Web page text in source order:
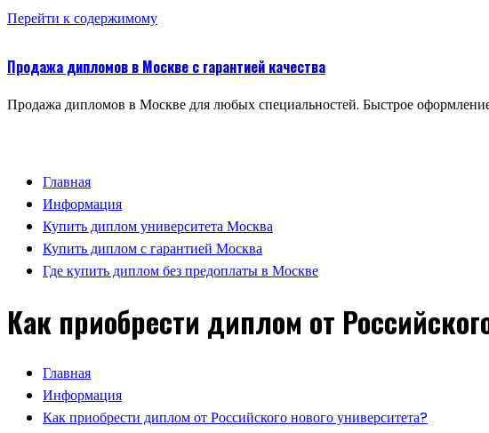
Перейти к содержимому
Продажа дипломов в Москве с гарантией качества
Продажа дипломов в Москве для любых специальностей. Быстрое
Главная
Информация
Купить диплом университета Москва
Купить диплом с гарантией Москва
Где купить диплом без предоплаты в Москве
Как приобрести диплом от
Главная
Информация
Как приобрести диплом от Российского нового университета?